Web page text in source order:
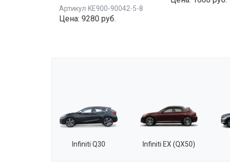
Артикул KE900-90042-5-8
Цена: 9280 руб.
Infiniti Q30 Infiniti EX (QX50)